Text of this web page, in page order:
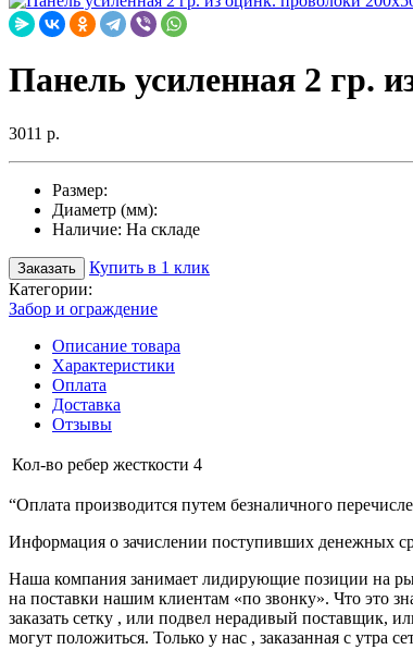
Панель усиленная 2 гр.
3011 р.
Размер:
Диаметр (мм):
Наличие: На складе
Заказать
Купить в 1 клик
Категории:
Забор и ограждение
Описание товара
Характеристики
Оплата
Доставка
Отзывы
Кол-во ребер жесткости 4
“Оплата производится путем безналичного
Информация о зачислении поступивших денежных
Наша компания занимает лидирующие позиции на
на поставки нашим клиентам «по звонку». Что это
заказать сетку , или подвел нерадивый
могут положиться. Только у нас , заказанная с утра